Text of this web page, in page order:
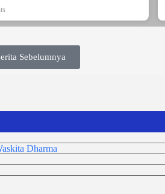
Sebelumnya
Dharma